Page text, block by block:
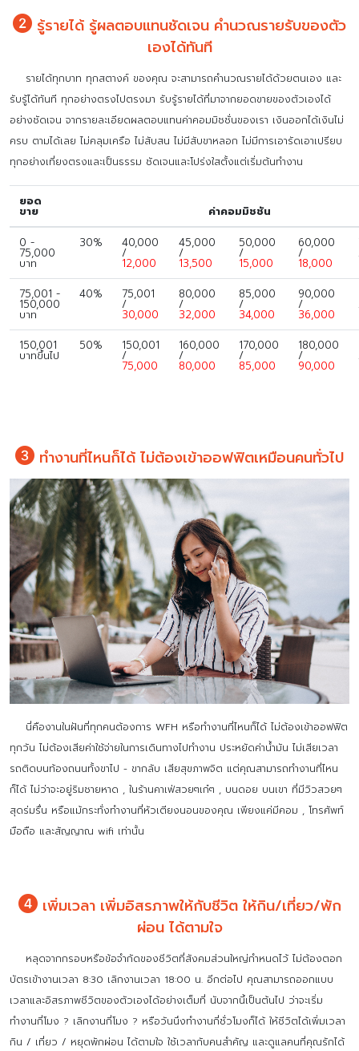
รู้รายได้ รู้ผลตอบแทนชัดเจน คำนวณรายรับของตัว
เองได้ทันที
รายได้ทุกบาท ทุกสตางค์ ของคุณ จะสามารถคำนวณรายได้ด้วยตนเอง และ
รับรู้ได้ทันที ทุกอย่างตรงไปตรงมา รับรู้รายได้ที่มาจากยอดขายของตัวเองได้
อย่างชัดเจน จากรายละเอียดผลตอบแทนค่าคอมมิชชั่นของเรา เงินออกได้เงินไม่
ครบ ตามได้เลย ไม่คลุมเครือ ไม่สับสน ไม่มีสับขาหลอก ไม่มีการเอารัดเอาเปรียบ
ทุกอย่างเที่ยงตรงและเป็นธรรม ชัดเจนและโปร่งใสตั้งแต่เริ่มต้นทำงาน
ยอด
ขาย ค่าคอมมิชชัน
0 -
75,000
บาท
30% 40,000
/
12,000
45,000
/
13,500
50,000
/
15,000
60,000
/
18,000
75,001 -
150,000
บาท
40% 75,001
/
30,000
80,000
/
32,000
85,000
/
34,000
90,000
/
36,000
150,001
บาทขึ้นไป
50% 150,001
/
75,000
160,000
/
80,000
170,000
/
85,000
180,000
/
90,000
ทำงานที่ไหนก็ได้ ไม่ต้องเข้าออฟฟิตเหมือนคนทั่วไป
นี่คืองานในฝันที่ทุกคนต้องการ WFH หรือทำงานที่ไหนก็ได้ ไม่ต้องเข้าออฟฟิต
ทุกวัน ไม่ต้องเสียค่าใช้จ่ายในการเดินทางไปทำงาน ประหยัดค่าน้ำมัน ไม่เสียเวลา
รถติดบนท้องถนนทั้งขาไป - ขากลับ เสียสุขภาพจิต แต่คุณสามารถทำงานที่ไหน
ก็ได้ ไม่ว่าจะอยู่ริมชายหาด , ในร้านคาเฟ่สวยๆเก๋ๆ , บนดอย บนเขา ที่มีวิวสวยๆ
สุดร่มรื่น หรือแม้กระทั่งทำงานที่หัวเตียงนอนของคุณ เพียงแค่มีคอม , โทรศัพท์
มือถือ และสัญญาณ wifi เท่านั้น
เพิ่มเวลา เพิ่มอิสรภาพให้กับชีวิต ให้กิน/เที่ยว/พัก
ผ่อน ได้ตามใจ
หลุดจากกรอบหรือข้อจำกัดของชีวิตที่สังคมส่วนใหญ่กำหนดไว้ ไม่ต้องตอก
บัตรเข้างานเวลา 8:30 เลิกงานเวลา 18:00 น. อีกต่อไป คุณสามารถออกแบบ
เวลาและอิสรภาพชีวิตของตัวเองได้อย่างเต็มที่ นับจากนี้เป็นต้นไป ว่าจะเริ่ม
ทำงานกี่โมง ? เลิกงานกี่โมง ? หรือวันนึงทำงานกี่ชั่วโมงก็ได้ ให้ชีวิตได้เพิ่มเวลา
กิน / เที่ยว / หยุดพักผ่อน ได้ตามใจ ใช้เวลากับคนสำคัญ และดูแลคนที่คุณรักได้